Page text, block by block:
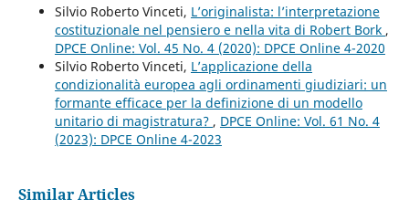
Silvio Roberto Vinceti, L’originalista: l’interpretazione
costituzionale nel pensiero e nella vita di Robert Bork ,
DPCE Online: Vol. 45 No. 4 (2020): DPCE Online 4-2020
Silvio Roberto Vinceti, L’applicazione della
condizionalità europea agli ordinamenti giudiziari: un
formante efficace per la definizione di un modello
unitario di magistratura? , DPCE Online: Vol. 61 No. 4
(2023): DPCE Online 4-2023
Similar Articles